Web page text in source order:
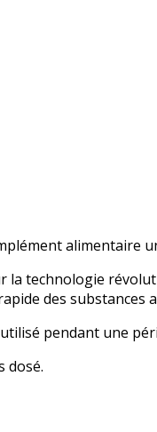
alimentaire
la technologie
des substances
pendant une
dosé.